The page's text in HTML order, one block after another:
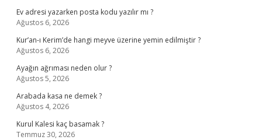
Ev adresi yazarken posta kodu yazılır mı ?
Ağustos 6, 2026
Kur’an-ı Kerim’de hangi meyve üzerine yemin edilmiştir ?
Ağustos 6, 2026
Ayağın ağrıması neden olur ?
Ağustos 5, 2026
Arabada kasa ne demek ?
Ağustos 4, 2026
Kurul Kalesi kaç basamak ?
Temmuz 30, 2026